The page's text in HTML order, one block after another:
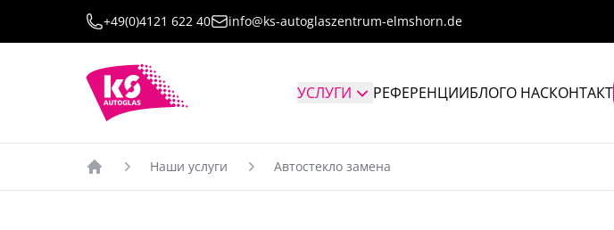
+49(0)4121 622 40 info@ks-autoglaszentrum-elmshorn.de
УСЛУГИ РЕФЕРЕНЦИИБЛОГО НАСКОНТАКТ
Главная страница
Наши услуги Автостекло замена